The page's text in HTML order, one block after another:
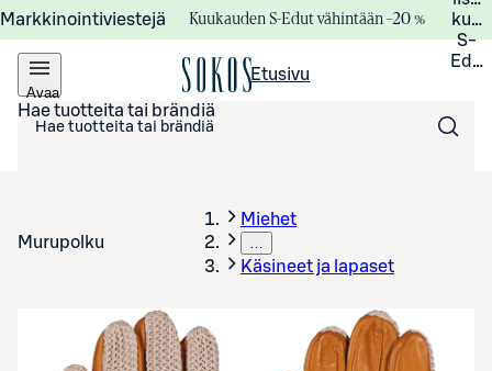
Markkinointiviestejä Kuukauden S-Edut vähintään –20 %
S-
Avaa
valikko
Etusivu
Hae tuotteita tai brändiä
Murupolku
Miehet
…
Käsineet ja lapaset